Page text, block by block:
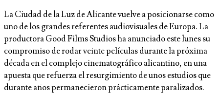
La Ciudad de la Luz de Alicante vuelve a posicionarse como
uno de los grandes referentes audiovisuales de Europa. La
productora Good Films Studios ha anunciado este lunes su
compromiso de rodar veinte películas durante la próxima
década en el complejo cinematográfico alicantino, en una
apuesta que refuerza el resurgimiento de unos estudios que
durante años permanecieron prácticamente paralizados.